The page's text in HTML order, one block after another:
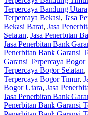
Terpercaya Bandung Utara,
Terpercaya Bekasi, Jasa
Bekasi Barat, Jasa
Selatan, Jasa Penerbitan
Jasa Penerbitan Bank
Penerbitan Bank Garansi
Garansi Terpercaya Bogor
Terpercaya Bogor Selatan,
Terpercaya Bogor Timur,
Bogor Utara, Jasa
Jasa Penerbitan Bank
Penerbitan Bank Garansi